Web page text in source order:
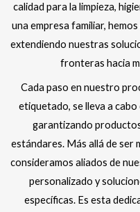
calidad para la limpieza,
una empresa familiar,
extendiendo nuestras
fronteras hacia
Cada paso en nuestro
etiquetado, se lleva a
garantizando
estándares. Más allá de ser
consideramos aliados de
personalizado y
específicas. Es esta